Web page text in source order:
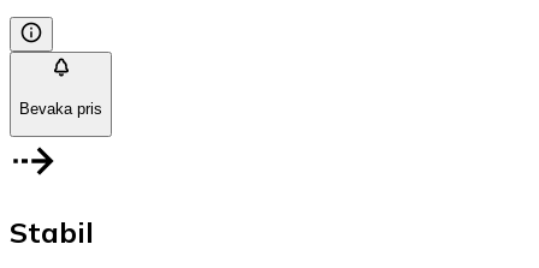
Bevaka pris
Stabil